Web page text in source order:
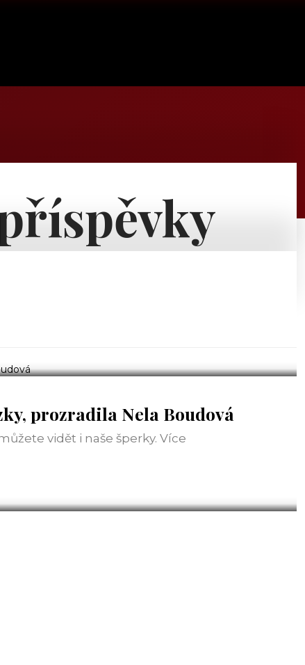
prozradila Nela Boudová
vidět i naše šperky. Více